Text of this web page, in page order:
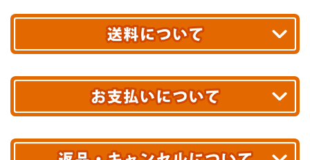
最短翌日お届け!
あす着エリアが対象です。
エリアやお届け日の確認はこちら▶
※ 配送業者による配送遅延が生じる可能性がございます。
※ 沖縄・離島はお届けできません。
送料無料!
10,000円未満 全国一律1,100円(税込)
配送業者
クレジットカード